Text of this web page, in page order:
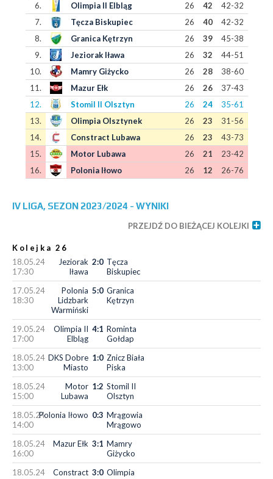
6.
Olimpia II Elbląg 26 42
42-32
7.
Tęcza Biskupiec 26 40
42-32
8.
Granica Kętrzyn 26 39
45-38
9.
Jeziorak Iława 26 32
44-51
10.
Mamry Giżycko 26 28
38-60
11.
Mazur Ełk 26 26
37-43
12.
Stomil II Olsztyn 26 24
35-61
13.
Olimpia Olsztynek 26 23
31-56
14.
Constract Lubawa 26 23
43-73
15.
Motor Lubawa 26 21
23-42
16.
Polonia Iłowo 26 12 26-76
IV LIGA, SEZON 2023/2024 - WYNIKI
PRZEJDŹ DO BIEŻĄCEJ KOLEJKI
Kolejka 26
18.05.24
17:30
Jeziorak
Iława
2:0 Tęcza
Biskupiec
17.05.24
18:30
Polonia
Lidzbark
Warmiński
5:0 Granica
Kętrzyn
19.05.24
17:00
Olimpia II
Elbląg
4:1 Rominta
Gołdap
18.05.24
13:00
DKS Dobre
Miasto
1:0 Znicz Biała
Piska
18.05.24
15:00
Motor
Lubawa
1:2 Stomil II
Olsztyn
18.05.24
14:00
Polonia Iłowo 0:3 Mrągowia
Mrągowo
18.05.24
16:00
Mazur Ełk 3:1 Mamry
Giżycko
18.05.24
Constract 3:0 Olimpia